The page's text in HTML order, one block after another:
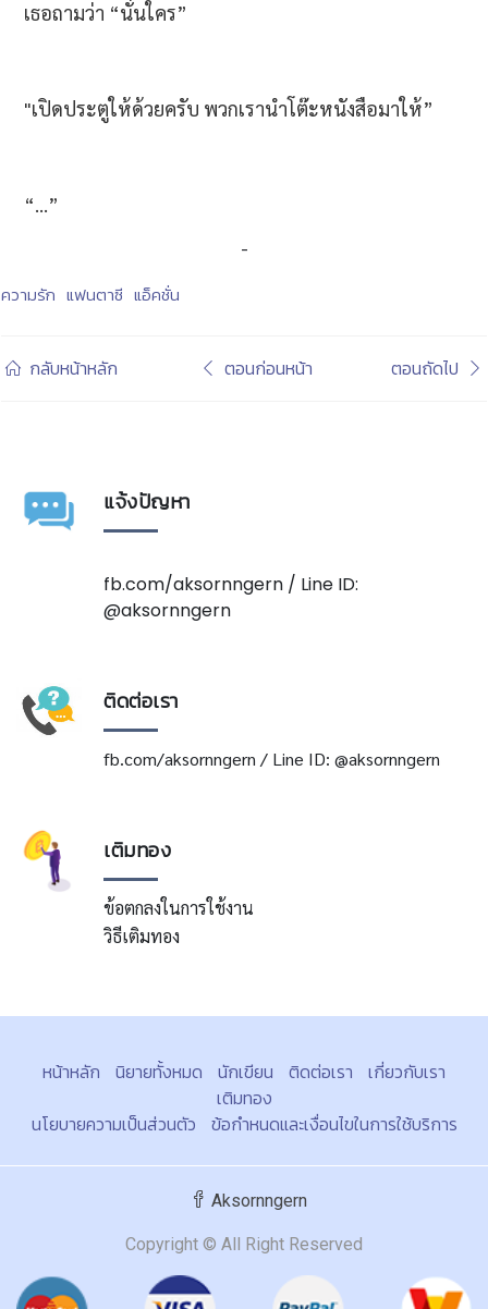
เธอถามว่า “นั่นใคร”
"เปิดประตูให้ด้วยครับ พวกเรานำโต๊ะหนังสือมาให้”
“…”
-
ความรัก แฟนตาซี แอ็คชั่น
กลับหน้าหลัก ตอนก่อนหน้า ตอนถัดไป
แจ้งปัญหา
fb.com/aksornngern / Line ID:
@aksornngern
ติดต่อเรา
fb.com/aksornngern / Line ID: @aksornngern
เติมทอง
ข้อตกลงในการใช้งาน
วิธีเติมทอง
หน้าหลัก นิยายทั้งหมด นักเขียน ติดต่อเรา
เกี่ยวกับเรา
เติมทอง
นโยบายความเป็นส่วนตัว
ข้อกำหนดและเงื่อนไขในการใช้บริการ
Aksornngern
Copyright © All Right Reserved